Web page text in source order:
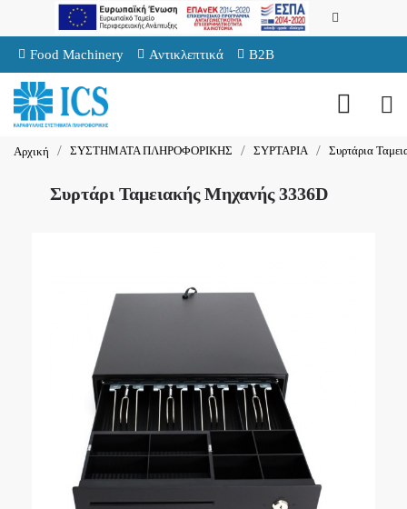
Food Machinery Αντικλεπτικά B2B
Αρχική ΣΥΣΤΗΜΑΤΑ ΠΛΗΡΟΦΟΡΙΚΗΣ ΣΥΡΤΑΡΙΑ Συρτάρια
Συρτάρι Ταμειακής Μηχανής 3336D